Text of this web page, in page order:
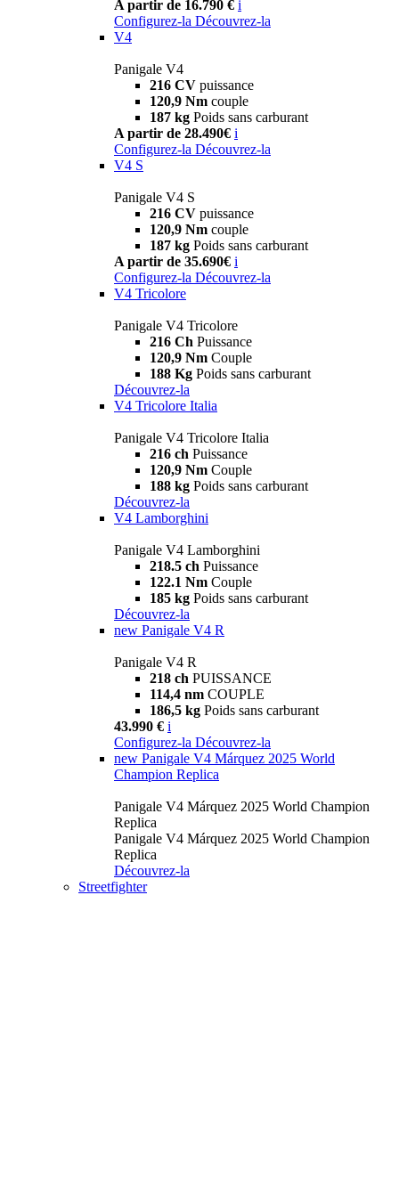
A partir de 16.790 € i
Configurez-la Découvrez-la
V4
Panigale V4
216 CV puissance
120,9 Nm couple
187 kg Poids sans carburant
A partir de 28.490€ i
Configurez-la Découvrez-la
V4 S
Panigale V4 S
216 CV puissance
120,9 Nm couple
187 kg Poids sans carburant
A partir de 35.690€ i
Configurez-la Découvrez-la
V4 Tricolore
Panigale V4 Tricolore
216 Ch Puissance
120,9 Nm Couple
188 Kg Poids sans carburant
Découvrez-la
V4 Tricolore Italia
Panigale V4 Tricolore Italia
216 ch Puissance
120,9 Nm Couple
188 kg Poids sans carburant
Découvrez-la
V4 Lamborghini
Panigale V4 Lamborghini
218.5 ch Puissance
122.1 Nm Couple
185 kg Poids sans carburant
Découvrez-la
new Panigale V4 R
Panigale V4 R
218 ch PUISSANCE
114,4 nm COUPLE
186,5 kg Poids sans carburant
43.990 € i
Configurez-la Découvrez-la
new Panigale V4 Márquez 2025 World
Champion Replica
Panigale V4 Márquez 2025 World Champion
Replica
Panigale V4 Márquez 2025 World Champion
Replica
Découvrez-la
Streetfighter